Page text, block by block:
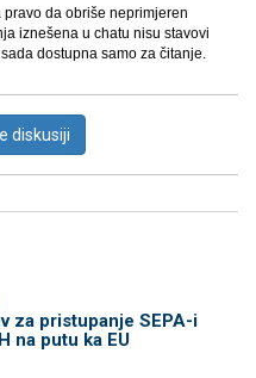
da obriše neprimjeren
iznešena u chatu nisu stavovi
dostupna samo za čitanje.
diskusiji
za pristupanje SEPA-i
na putu ka EU